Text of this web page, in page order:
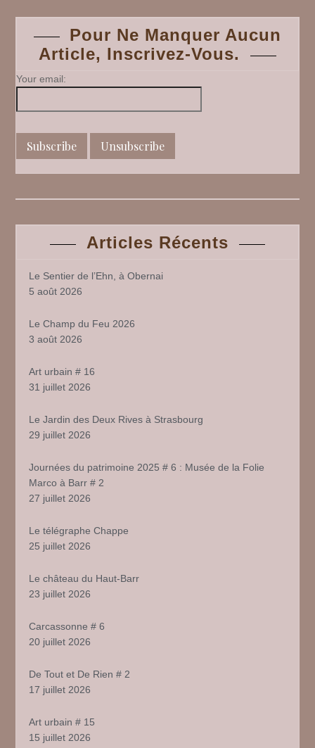
navigation
Pour Ne Manquer Aucun
Article, Inscrivez-Vous.
Your email:
Articles Récents
Le Sentier de l’Ehn, à Obernai
5 août 2026
Le Champ du Feu 2026
3 août 2026
Art urbain # 16
31 juillet 2026
Le Jardin des Deux Rives à Strasbourg
29 juillet 2026
Journées du patrimoine 2025 # 6 : Musée de la Folie
Marco à Barr # 2
27 juillet 2026
Le télégraphe Chappe
25 juillet 2026
Le château du Haut-Barr
23 juillet 2026
Carcassonne # 6
20 juillet 2026
De Tout et De Rien # 2
17 juillet 2026
Art urbain # 15
15 juillet 2026